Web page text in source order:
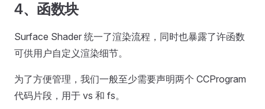
4、函数块
Surface Shader 统一了渲染流程，同时也暴露了许函数
可供用户自定义渲染细节。
为了方便管理，我们一般至少需要声明两个 CCProgram
代码片段，用于 vs 和 fs。